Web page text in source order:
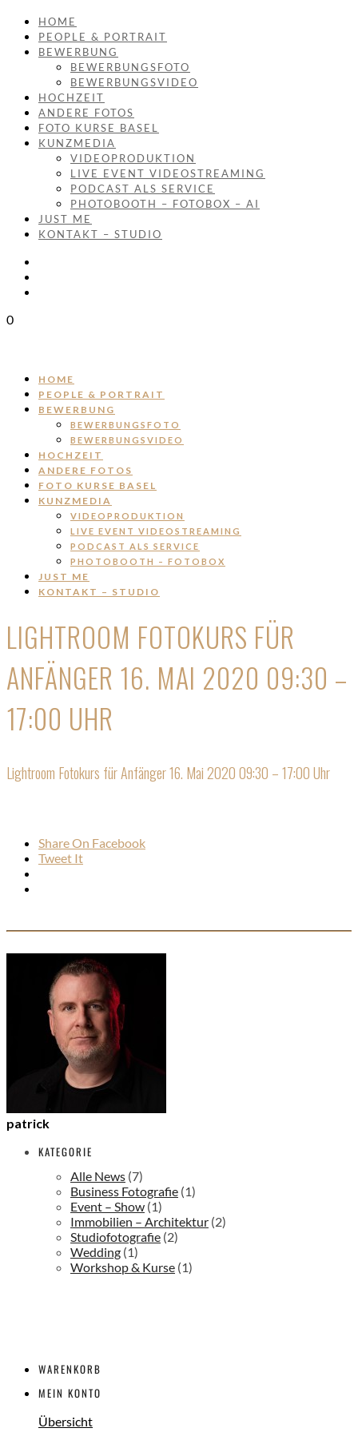
HOME
PEOPLE & PORTRAIT
BEWERBUNG
BEWERBUNGSFOTO
BEWERBUNGSVIDEO
HOCHZEIT
ANDERE FOTOS
FOTO KURSE BASEL
KUNZMEDIA
VIDEOPRODUKTION
LIVE EVENT VIDEOSTREAMING
PODCAST ALS SERVICE
PHOTOBOOTH – FOTOBOX – AI
JUST ME
KONTAKT – STUDIO
0
HOME
PEOPLE & PORTRAIT
BEWERBUNG
BEWERBUNGSFOTO
BEWERBUNGSVIDEO
HOCHZEIT
ANDERE FOTOS
FOTO KURSE BASEL
KUNZMEDIA
VIDEOPRODUKTION
LIVE EVENT VIDEOSTREAMING
PODCAST ALS SERVICE
PHOTOBOOTH – FOTOBOX
JUST ME
KONTAKT – STUDIO
LIGHTROOM FOTOKURS FÜR
ANFÄNGER 16. MAI 2020 09:30 –
17:00 UHR
Lightroom Fotokurs für Anfänger 16. Mai 2020 09:30 – 17:00 Uhr
Share On Facebook
Tweet It
patrick
KATEGORIE
Alle News (7)
Business Fotografie (1)
Event – Show (1)
Immobilien – Architektur (2)
Studiofotografie (2)
Wedding (1)
Workshop & Kurse (1)
WARENKORB
MEIN KONTO
Übersicht